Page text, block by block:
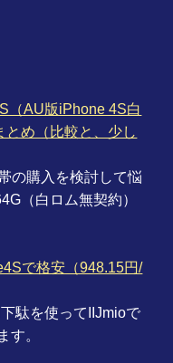
（AU版iPhone 4S白
とめ（比較と、少し
の購入を検討して悩
（白ロム無契約）
で格安（948.15円/
駄を使ってIIJmioで
す。